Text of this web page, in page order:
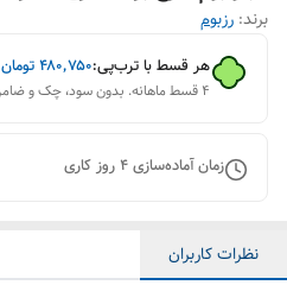
برند: رزبوم
هر قسط با ترب‌پی:۴۸۰٬۷۵۰تومان
۴ قسط ماهانه. بدون سود، چک و ضامن.
زمان آماده‌سازی4روز کاری
نظرات کاربران